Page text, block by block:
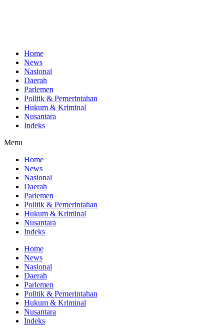
Home
News
Nasional
Daerah
Parlemen
Politik & Pemerintahan
Hukum & Kriminal
Nusantara
Indeks
Menu
Home
News
Nasional
Daerah
Parlemen
Politik & Pemerintahan
Hukum & Kriminal
Nusantara
Indeks
Home
News
Nasional
Daerah
Parlemen
Politik & Pemerintahan
Hukum & Kriminal
Nusantara
Indeks